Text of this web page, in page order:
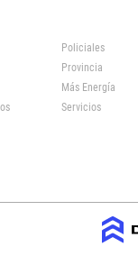
Policiales
Provincia
Más Energía
Servicios